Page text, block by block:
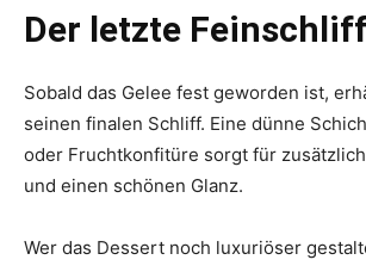
Der letzte
Sobald das Gelee fest geworden ist,
seinen finalen Schliff. Eine dünne
oder Fruchtkonfitüre sorgt für
und einen schönen Glanz.
Wer das Dessert noch luxuriöser